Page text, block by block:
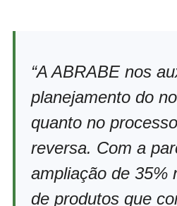
“A ABRABE nos
planejamento do
quanto no
reversa. Com a
ampliação de 35%
de produtos que